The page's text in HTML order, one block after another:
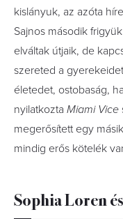
kislányuk, az azóta
Sajnos második
elváltak útjaik, de
szereted a
életedet, ostobaság,
nyilatkozta Miami Vice
megerősített egy
mindig erős kötelék
Sophia Loren